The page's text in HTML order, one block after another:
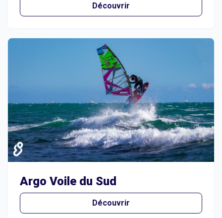
Découvrir
Argo Voile du Sud
Découvrir